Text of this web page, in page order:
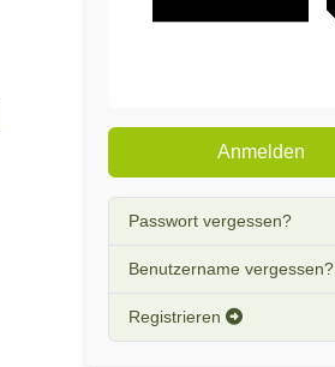
Anmelden
Passwort vergessen?
Benutzername vergessen?
Registrieren